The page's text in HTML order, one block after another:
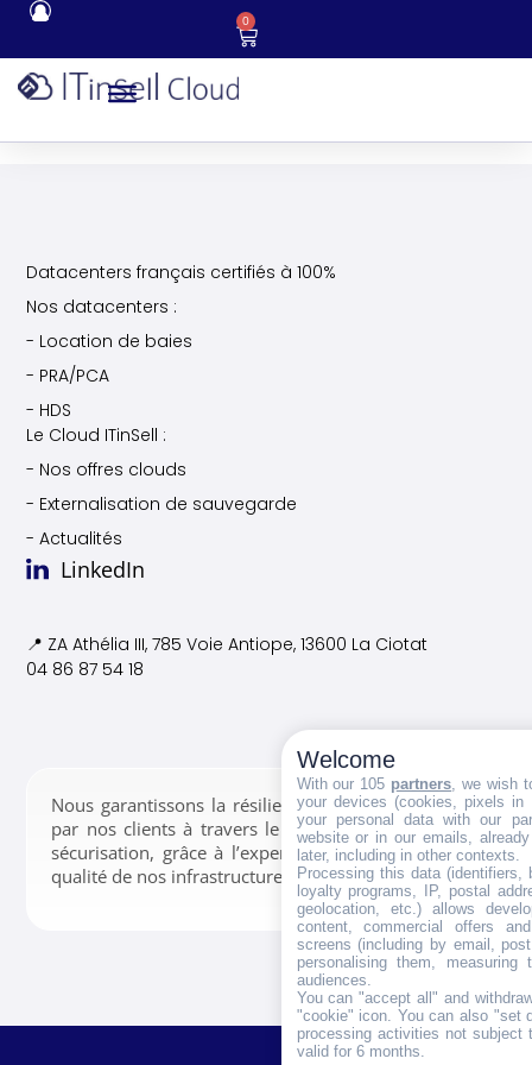
0
Datacenters français certifiés à 100%
Nos datacenters :
- Location de baies
- PRA/PCA
- HDS
Le Cloud ITinSell :
- Nos offres clouds
- Externalisation de sauvegarde
- Actualités
LinkedIn
📍 ZA Athélia III, 785 Voie Antiope, 13600 La Ciotat
04 86 87 54 18
Nous garantissons la résilience des données confiées
par nos clients à travers le stockage, la gestion et la
sécurisation, grâce à l’expertise de nos équipes et la
qualité de nos infrastructures.
Welcome
With our 105 partners , we wish
your devices (cookies, pixels
your personal data with our
website or in our emails,
later, including in other contexts.
Processing this data (identifiers,
loyalty programs, IP, postal
geolocation, etc.) allows
content, commercial offers
screens (including by email,
personalising them, measuring
audiences.
You can "accept all" and
"cookie" icon . You can also "set
processing activities not subject
valid for 6 months.